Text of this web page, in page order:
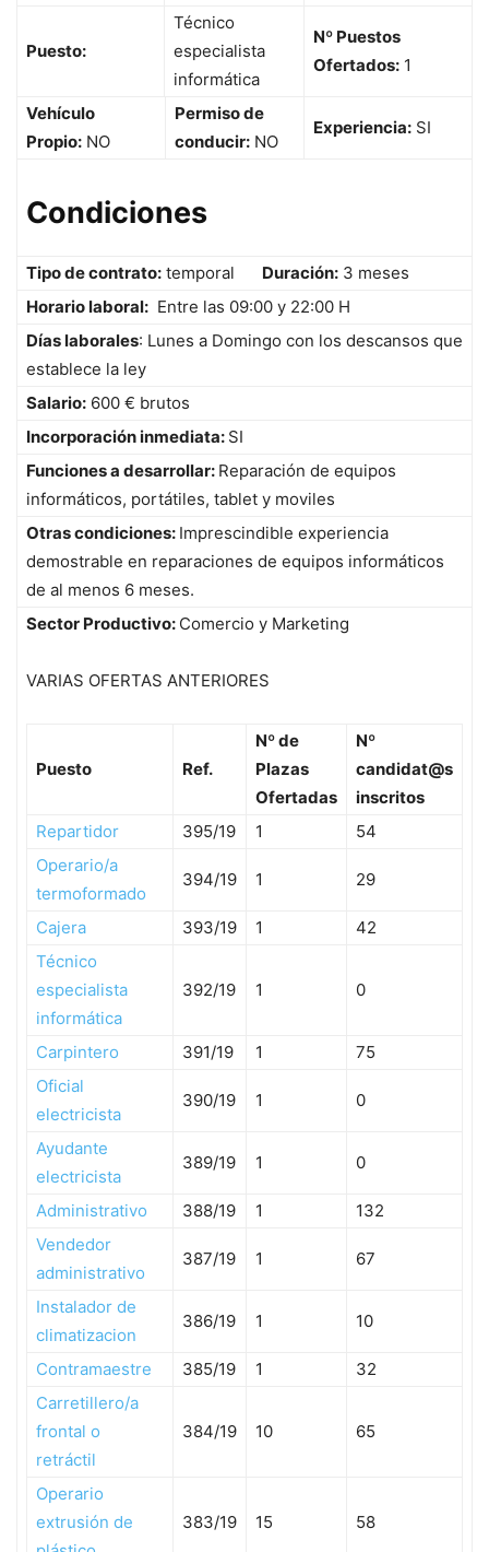
Puesto:
Técnico
especialista
informática
Nº Puestos
Ofertados: 1
Vehículo
Propio: NO
Permiso de
conducir: NO
Experiencia: SI
Condiciones
Tipo de contrato: temporal Duración: 3 meses
Horario laboral: Entre las 09:00 y 22:00 H
Días laborales: Lunes a Domingo con los descansos que
establece la ley
Salario: 600 € brutos
Incorporación inmediata: SI
Funciones a desarrollar: Reparación de equipos
informáticos, portátiles, tablet y moviles
Otras condiciones: Imprescindible experiencia
demostrable en reparaciones de equipos informáticos
de al menos 6 meses.
Sector Productivo: Comercio y Marketing
VARIAS OFERTAS ANTERIORES
Puesto Ref.
Nº de
Plazas
Ofertadas
Nº
candidat@s
inscritos
Repartidor
395/19 1
54
Operario/a
termoformado
394/19 1 29
Cajera 393/19 1
42
Técnico
especialista
informática
392/19 1 0
Carpintero 391/19 1
75
Oficial
electricista
390/19 1 0
Ayudante
electricista
389/19 1 0
Administrativo 388/19 1
132
Vendedor
administrativo
387/19 1 67
Instalador de
climatizacion
386/19 1 10
Contramaestre 385/19 1
32
Carretillero/a
frontal o
retráctil
384/19 10 65
Operario
extrusión de
383/19 15 58